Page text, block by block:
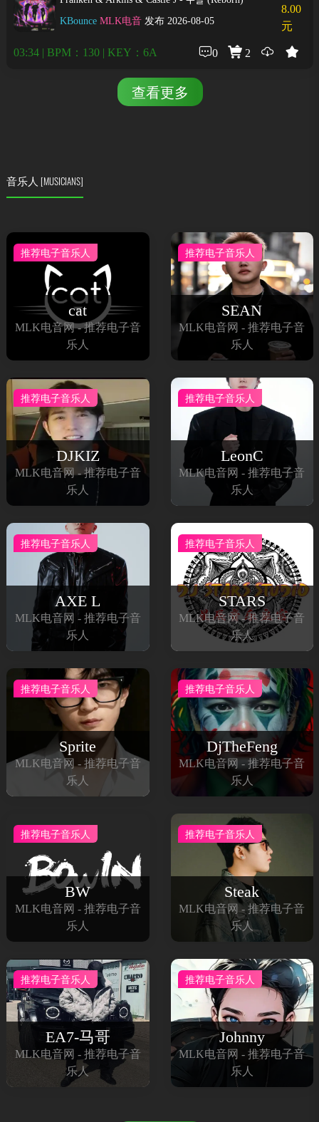
KBounce MLK电音 发布 2026-08-05
8.00
元
03:34 | BPM：130 | KEY：6A 0 2
查看更多
音乐人 [MUSICIANS]
推荐电子音乐人
cat
MLK电音网 - 推荐电子音
乐人
推荐电子音乐人
SEAN
MLK电音网 - 推荐电子音
乐人
推荐电子音乐人
DJKIZ
MLK电音网 - 推荐电子音
乐人
推荐电子音乐人
LeonC
MLK电音网 - 推荐电子音
乐人
推荐电子音乐人
AXE L
MLK电音网 - 推荐电子音
乐人
推荐电子音乐人
STARS
MLK电音网 - 推荐电子音
乐人
推荐电子音乐人
Sprite
MLK电音网 - 推荐电子音
乐人
推荐电子音乐人
DjTheFeng
MLK电音网 - 推荐电子音
乐人
推荐电子音乐人
BW
MLK电音网 - 推荐电子音
乐人
推荐电子音乐人
Steak
MLK电音网 - 推荐电子音
乐人
推荐电子音乐人
EA7-马哥
MLK电音网 - 推荐电子音
乐人
推荐电子音乐人
Johnny
MLK电音网 - 推荐电子音
乐人